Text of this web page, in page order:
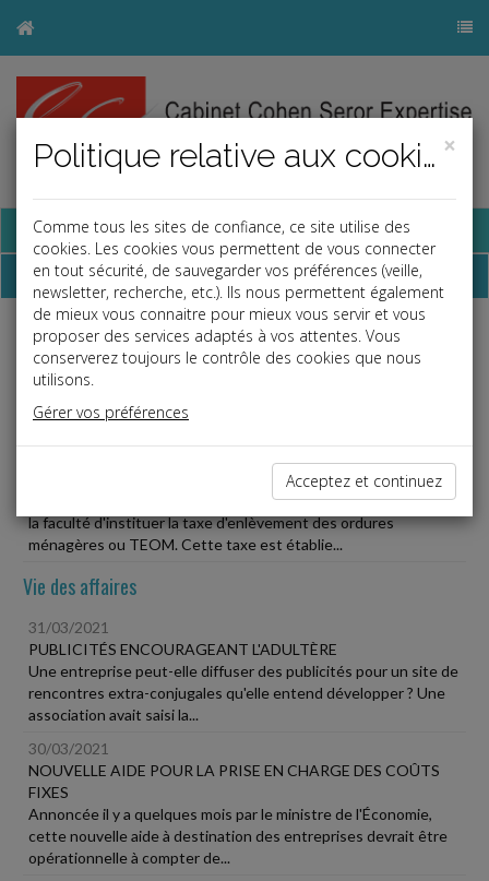
Base documentaire
Dépêches
Liste des dernières dépêches
Fiscal TPE
TAXE D'ENLÈVEMENT DES ORDURES MÉNAGÈRES
Les communes assurant la collecte des déchets ménagers ont
la faculté d'instituer la taxe d'enlèvement des ordures
ménagères ou TEOM. Cette taxe est établie...
Vie des affaires
31/03/2021
PUBLICITÉS ENCOURAGEANT L'ADULTÈRE
Une entreprise peut-elle diffuser des publicités pour un site de
rencontres extra-conjugales qu'elle entend développer ? Une
association avait saisi la...
30/03/2021
NOUVELLE AIDE POUR LA PRISE EN CHARGE DES COÛTS
FIXES
Annoncée il y a quelques mois par le ministre de l'Économie,
cette nouvelle aide à destination des entreprises devrait être
opérationnelle à compter de...
×
Politique relative aux cookies
Comme tous les sites de confiance, ce site utilise des
cookies. Les cookies vous permettent de vous connecter
en tout sécurité, de sauvegarder vos préférences (veille,
newsletter, recherche, etc.). Ils nous permettent également
de mieux vous connaitre pour mieux vous servir et vous
proposer des services adaptés à vos attentes. Vous
conserverez toujours le contrôle des cookies que nous
utilisons.
Gérer vos préférences
Acceptez et continuez